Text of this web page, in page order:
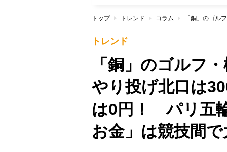
トップ トレンド コラム
トレンド
「銅」のゴルフ
やり投げ北口は
は0円！ パリ五
お金」は競技間